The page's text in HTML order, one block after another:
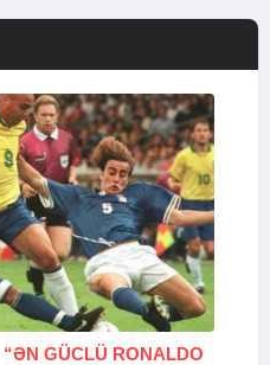
“ƏN GÜCLÜ RONALDO